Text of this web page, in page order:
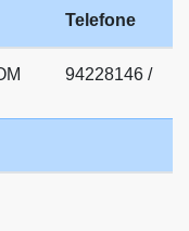
Telefone
94228146 /